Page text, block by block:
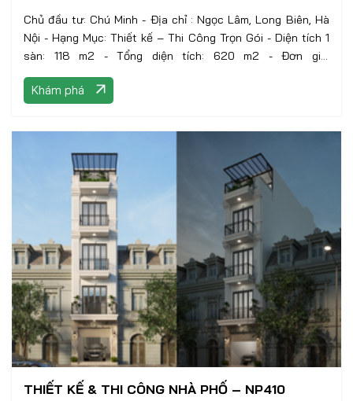
Chủ đầu tư: Chú Minh - Địa chỉ : Ngọc Lâm, Long Biên, Hà
Nội - Hạng Mục: Thiết kế – Thi Công Trọn Gói - Diện tích 1
sàn: 118 m2 - Tổng diện tích: 620 m2 - Đơn giá:
Khám phá
THIẾT KẾ & THI CÔNG NHÀ PHỐ – NP410